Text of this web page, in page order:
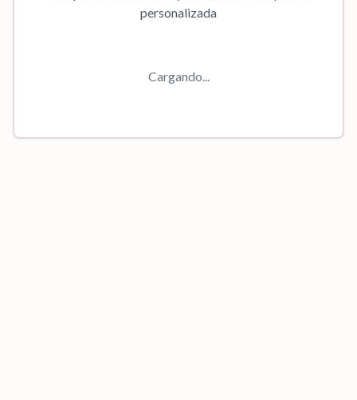
personalizada
Cargando...